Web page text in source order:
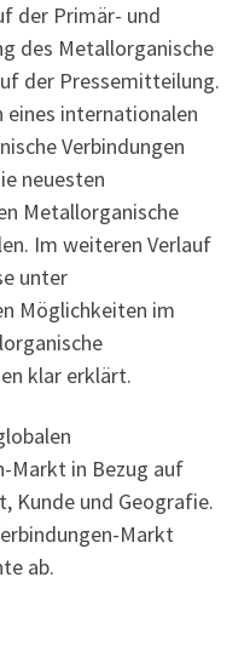
der Primär- und
des Metallorganische
der Pressemitteilung.
eines internationalen
Verbindungen
neuesten
Metallorganische
Im weiteren Verlauf
unter
Möglichkeiten im
klar erklärt.
Markt in Bezug auf
Kunde und Geografie.
Markt
ab.